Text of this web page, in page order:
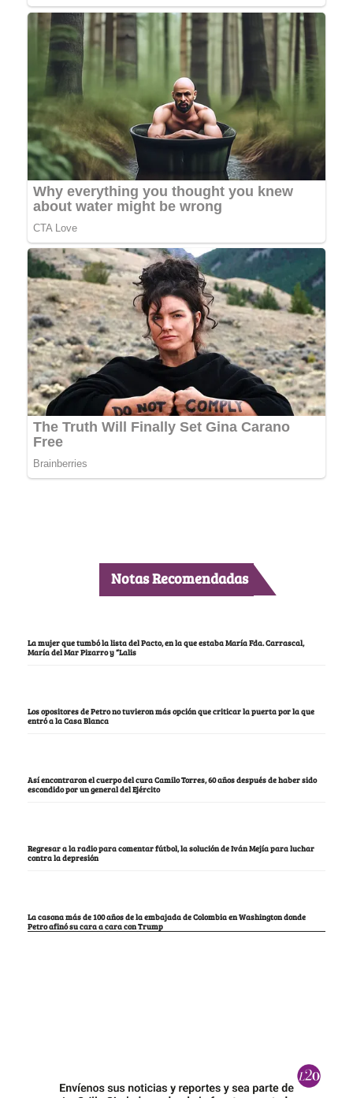
Notas Recomendadas
La mujer que tumbó la lista del Pacto, en la que estaba María Fda. Carrascal,
María del Mar Pizarro y “Lalis
Los opositores de Petro no tuvieron más opción que criticar la puerta por la que
entró a la Casa Blanca
Así encontraron el cuerpo del cura Camilo Torres, 60 años después de haber sido
escondido por un general del Ejército
Regresar a la radio para comentar fútbol, la solución de Iván Mejía para luchar
contra la depresión
La casona más de 100 años de la embajada de Colombia en Washington donde
Petro afinó su cara a cara con Trump